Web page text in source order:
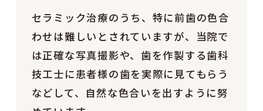
セラミック治療のうち、特に前歯の色合
わせは難しいとされていますが、当院で
は正確な写真撮影や、歯を作製する歯科
技工士に患者様の歯を実際に見てもらう
などして、自然な色合いを出すように努